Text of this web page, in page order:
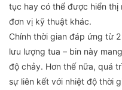
tục hay có thể được hiển
đơn vị kỹ thuật khác.
Chính thời gian đáp ứng từ
lưu lượng tua – bin này
độ chảy. Hơn thế nữa, quá
sự liên kết với nhiệt độ thời